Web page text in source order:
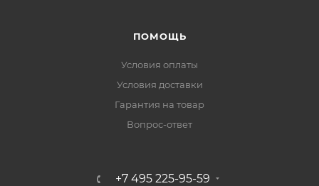
ПОМОЩЬ
Условия оплаты
Условия доставки
Гарантия на товар
Вопрос-ответ
+7 495 225-95-59